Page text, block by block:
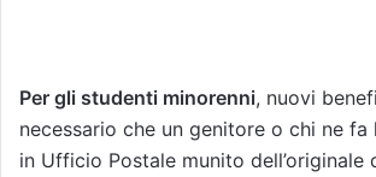
Per gli studenti minorenni, nuovi
necessario che un genitore o chi ne fa
in Ufficio Postale munito dell’originale